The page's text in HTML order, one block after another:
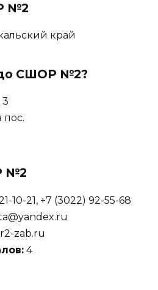
№2
край
до СШОР №2?
3
пос.
№2
10-21, +7 (3022) 92-55-68
zab.ru
4